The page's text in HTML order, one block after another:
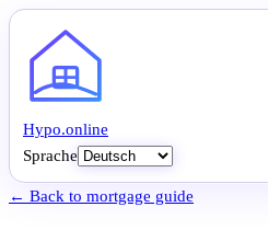
Hypo.online
Sprache
← Back to mortgage guide